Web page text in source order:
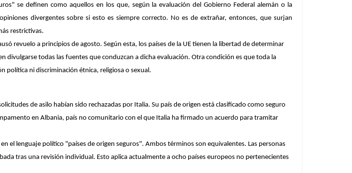
se definen como aquellos en los que, según la evaluación del Gobierno Federal alemán o la
divergentes sobre si esto es siempre correcto. No es de extrañar, entonces, que surjan
restrictivas.
revuelo a principios de agosto. Según esta, los países de la UE tienen la libertad de determinar
todas las fuentes que conduzcan a dicha evaluación. Otra condición es que toda la
política ni discriminación étnica, religiosa o sexual.
de asilo habían sido rechazadas por Italia. Su país de origen está clasificado como seguro
en Albania, país no comunitario con el que Italia ha firmado un acuerdo para tramitar
el lenguaje político "países de origen seguros". Ambos términos son equivalentes. Las personas
tras una revisión individual. Esto aplica actualmente a ocho países europeos no pertenecientes